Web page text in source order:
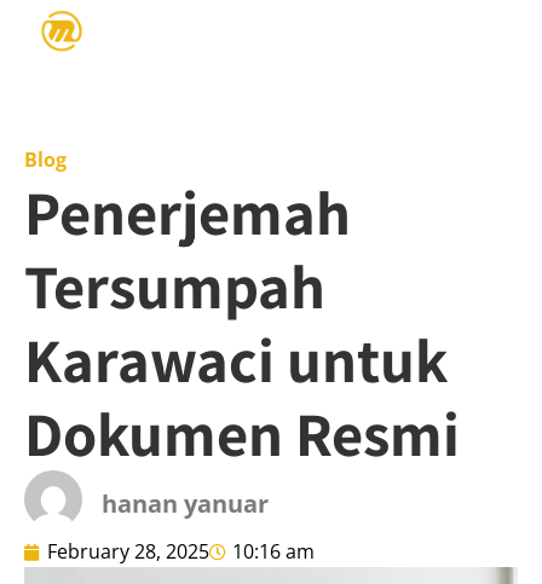
Blog
Penerjemah
Tersumpah
Karawaci untuk
Dokumen Resmi
hanan yanuar
February 28, 2025 10:16 am